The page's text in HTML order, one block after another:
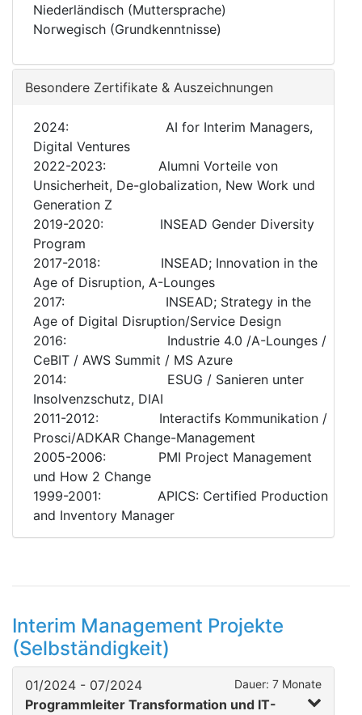
Niederländisch (Muttersprache)
Norwegisch (Grundkenntnisse)
Besondere Zertifikate & Auszeichnungen
2024: AI for Interim Managers,
Digital Ventures
2022-2023: Alumni Vorteile von
Unsicherheit, De-globalization, New Work und
Generation Z
2019-2020: INSEAD Gender Diversity
Program
2017-2018: INSEAD; Innovation in the
Age of Disruption, A-Lounges
2017: INSEAD; Strategy in the
Age of Digital Disruption/Service Design
2016: Industrie 4.0 /A-Lounges /
CeBIT / AWS Summit / MS Azure
2014: ESUG / Sanieren unter
Insolvenzschutz, DIAI
2011-2012: Interactifs Kommunikation /
Prosci/ADKAR Change-Management
2005-2006: PMI Project Management
und How 2 Change
1999-2001: APICS: Certified Production
and Inventory Manager
Interim Management Projekte
(Selbständigkeit)
01/2024 - 07/2024 Dauer: 7 Monate
Programmleiter Transformation und IT-